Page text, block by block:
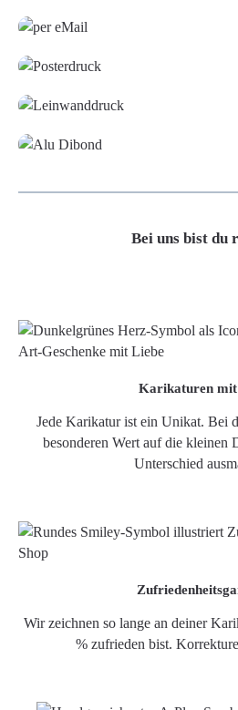
Bei uns bist du
Karikaturen
Jede Karikatur ist ein Unikat. Bei
besonderen Wert auf die kleinen
Unterschied
Wir zeichnen so lange an deiner
% zufrieden bist.